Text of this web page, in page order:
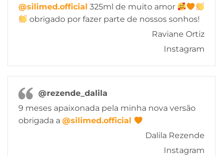
@silimed.official 325ml de muito amor
obrigado por fazer parte de nossos sonhos!
Raviane Ortiz
Instagram
@rezende_dalila
9 meses apaixonada pela minha nova versão
obrigada a @silimed.official
Dalila Rezende
Instagram